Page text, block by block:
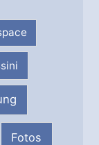
Fotos